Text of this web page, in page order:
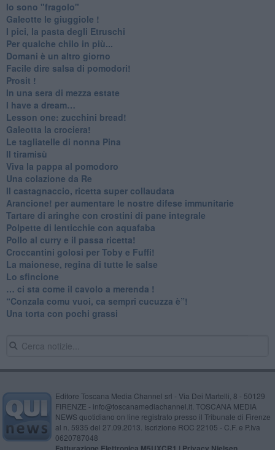
Io sono "fragolo"
Galeotte le giuggiole !
I pici, la pasta degli Etruschi
Per qualche chilo in più...
Domani è un altro giorno
​Facile dire salsa di pomodori!
Prosit !
​In una sera di mezza estate
I have a dream…
​Lesson one: zucchini bread!
Galeotta la crociera!
Le tagliatelle di nonna Pina
Il tiramisù
Viva la pappa al pomodoro
Una colazione da Re
Il castagnaccio, ricetta super collaudata
​Arancione! per aumentare le nostre difese immunitarie
Tartare di aringhe con crostini di pane integrale
Polpette di lenticchie con aquafaba
​Pollo al curry e il passa ricetta!
Croccantini golosi per Toby e Fuffi!
La maionese, regina di tutte le salse
Lo sfincione
​… ci sta come il cavolo a merenda !
“Conzala comu vuoi, ca sempri cucuzza è”!
​Una torta con pochi grassi
Editore Toscana Media Channel srl - Via Dei Martelli, 8 - 50129
FIRENZE - info@toscanamediachannel.it. TOSCANA MEDIA
NEWS quotidiano on line registrato presso il Tribunale di Firenze
al n. 5935 del 27.09.2013. Iscrizione ROC 22105 - C.F. e P.Iva
0620787048